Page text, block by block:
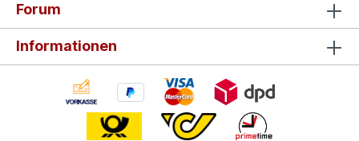
Forum
Informationen